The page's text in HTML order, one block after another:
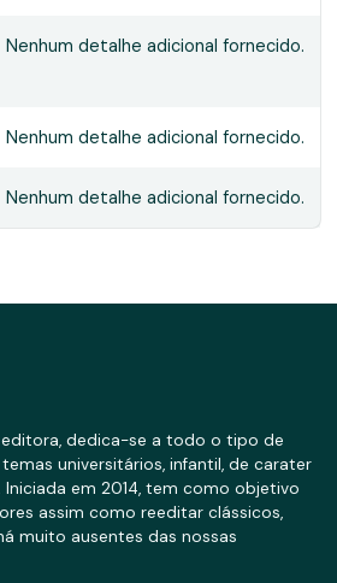
Nenhum detalhe adicional fornecido.
Nenhum detalhe adicional fornecido.
Nenhum detalhe adicional fornecido.
editora, dedica-se a todo o tipo de
universitários, infantil, de carater
em 2014, tem como objetivo
assim como reeditar clássicos,
muito ausentes das nossas